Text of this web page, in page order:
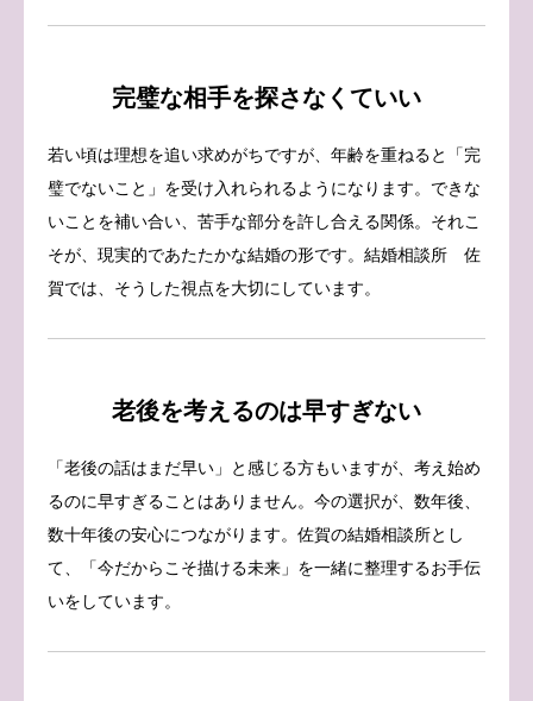
完璧な相手を探さなくていい
若い頃は理想を追い求めがちですが、年齢を重ねると「完
璧でないこと」を受け入れられるようになります。できな
いことを補い合い、苦手な部分を許し合える関係。それこ
そが、現実的であたたかな結婚の形です。結婚相談所 佐
賀では、そうした視点を大切にしています。
老後を考えるのは早すぎない
「老後の話はまだ早い」と感じる方もいますが、考え始め
るのに早すぎることはありません。今の選択が、数年後、
数十年後の安心につながります。佐賀の結婚相談所とし
て、「今だからこそ描ける未来」を一緒に整理するお手伝
いをしています。